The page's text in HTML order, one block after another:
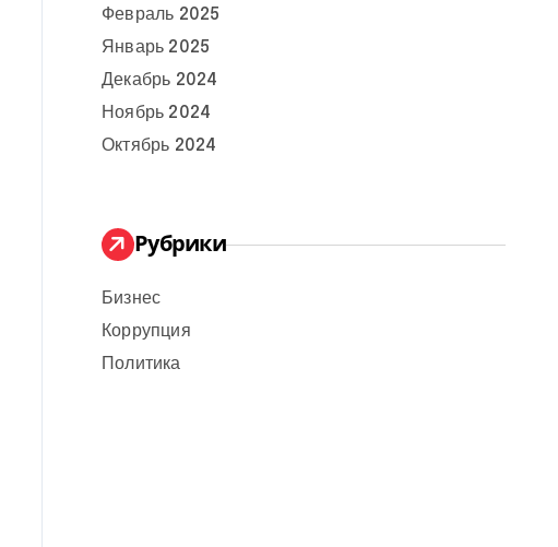
Февраль 2025
Январь 2025
Декабрь 2024
Ноябрь 2024
Октябрь 2024
Рубрики
Бизнес
Коррупция
Политика